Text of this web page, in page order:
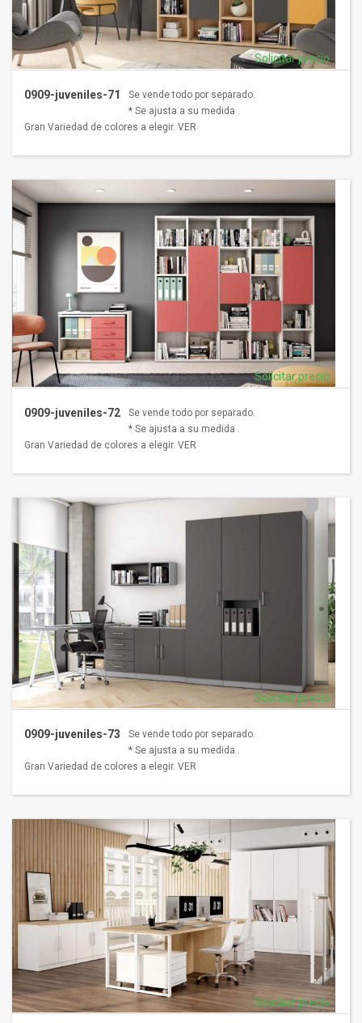
0909-juveniles-71
Solicitar precio
Se vende todo por separado.
* Se ajusta a su medida .
Gran Variedad de colores a elegir. VER
0909-juveniles-72
Solicitar precio
Se vende todo por separado.
* Se ajusta a su medida .
Gran Variedad de colores a elegir. VER
0909-juveniles-73
Solicitar precio
Se vende todo por separado.
* Se ajusta a su medida .
Gran Variedad de colores a elegir. VER
Solicitar precio